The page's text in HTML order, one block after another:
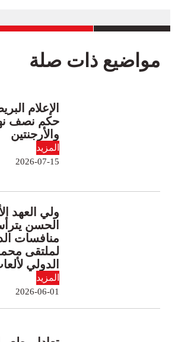
مواضيع ذات صلة
الإعلام
حكم نصف
والأرجنتين
المزيد
2026-07-15
ولي العهد
الحسن
لملتقى
الدولي
المزيد
2026-06-01